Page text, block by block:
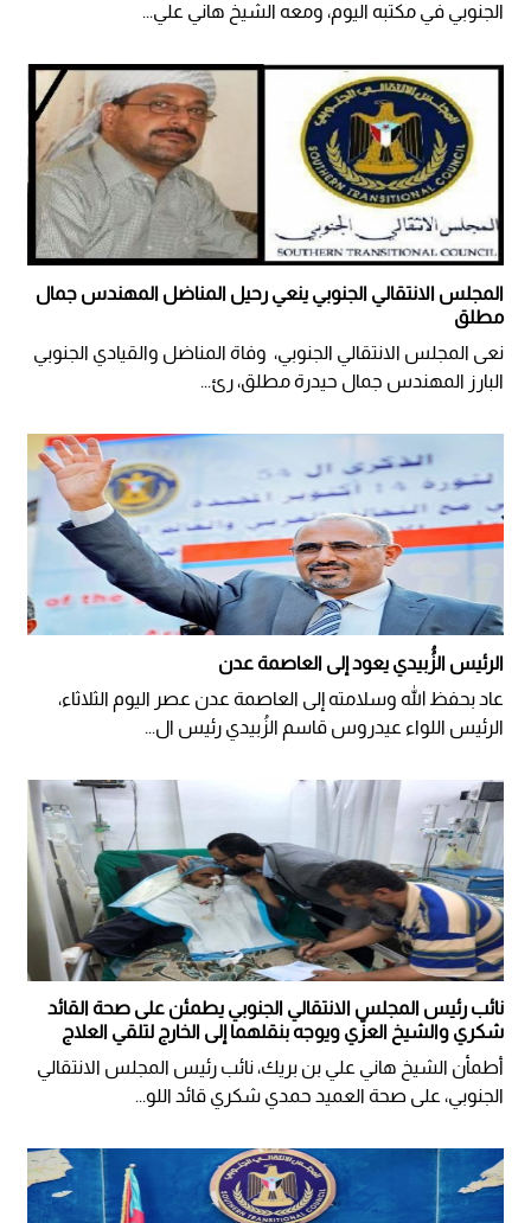
الجنوبي في مكتبه اليوم، ومعه الشيخ هاني علي...
المجلس الانتقالي الجنوبي ينعي رحيل المناضل المهندس جمال
مطلق
نعى المجلس الانتقالي الجنوبي، وفاة المناضل والقيادي الجنوبي
البارز المهندس جمال حيدرة مطلق، رئ...
الرئيس الزُُبيدي يعود إلى العاصمة عدن
عاد بحفظ الله وسلامته إلى العاصمة عدن عصر اليوم الثلاثاء،
الرئيس اللواء عيدروس قاسم الزُبيدي رئيس ال...
نائب رئيس المجلس الانتقالي الجنوبي يطمئن على صحة القائد
شكري والشيخ العزّي ويوجه بنقلهما إلى الخارج لتلقي العلاج
أطمأن الشيخ هاني علي بن بريك، نائب رئيس المجلس الانتقالي
الجنوبي، على صحة العميد حمدي شكري قائد اللو...